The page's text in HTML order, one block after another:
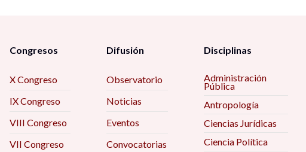
Congresos
X Congreso
IX Congreso
VIII Congreso
VII Congreso
Difusión
Observatorio
Noticias
Eventos
Convocatorias
Disciplinas
Administración
Pública
Antropología
Ciencias Jurídicas
Ciencia Política